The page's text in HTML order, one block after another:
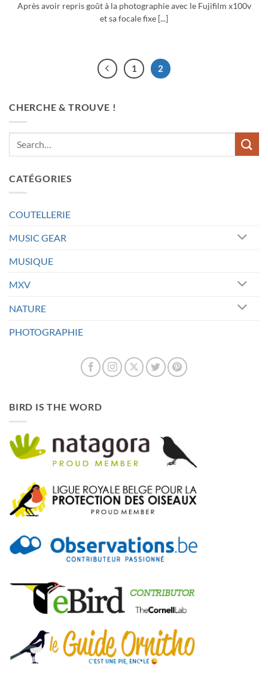
Après avoir repris goût à la photographie avec le Fujifilm x100v
et sa focale fixe [...]
1 2
CHERCHE & TROUVE !
CATÉGORIES
COUTELLERIE
MUSIC GEAR
MUSIQUE
MXV
NATURE
PHOTOGRAPHIE
BIRD IS THE WORD